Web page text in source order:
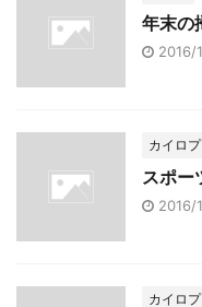
年末の
2016/
カイロ
スポー
2016/
カイロ